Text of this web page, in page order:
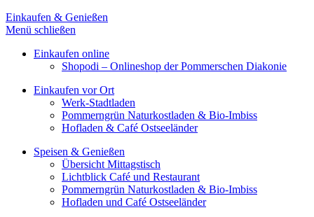
Einkaufen & Genießen
Menü schließen
Einkaufen online
Shopodi – Onlineshop der Pommerschen Diakonie
Einkaufen vor Ort
Werk-Stadtladen
Pommerngrün Naturkostladen & Bio-Imbiss
Hofladen & Café Ostseeländer
Speisen & Genießen
Übersicht Mittagstisch
Lichtblick Café und Restaurant
Pommerngrün Naturkostladen & Bio-Imbiss
Hofladen und Café Ostseeländer